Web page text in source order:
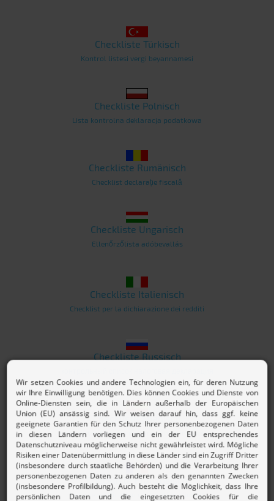
Checkliste Türkisch
Kontrol listesi vergi beyannamesi
Checkliste Polnisch
Lista kontrolna deklaracja podatkowa
Checkliste Rumänisch
Checklist declarație fiscală
Checkliste Ungarisch
Ellenőrzőlista adóbevallás
Checkliste Italienisch
Checklist per la dichiarazione dei redditi
Checkliste Russisch
Checkliste Spanisch
Lista de verificación declaración de impuestos
Checkliste Französisch
Liste de vérification déclaration d’impôt